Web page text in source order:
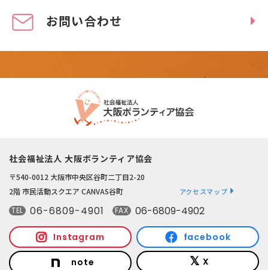
お問い合わせ
社会福祉法人 大阪ボランティア協会
〒540-0012 大阪市中央区谷町二丁目2-20
2階 市民活動スクエア CANVAS谷町
アクセスマップ
TEL 06-6809-4901 FAX 06-6809-4902
Instagram facebook
note X